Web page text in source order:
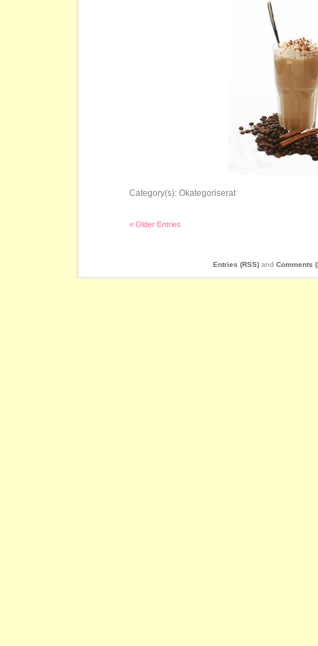
Category(s): Okategoriserat
« Older Entries
Entries (RSS) and Comments